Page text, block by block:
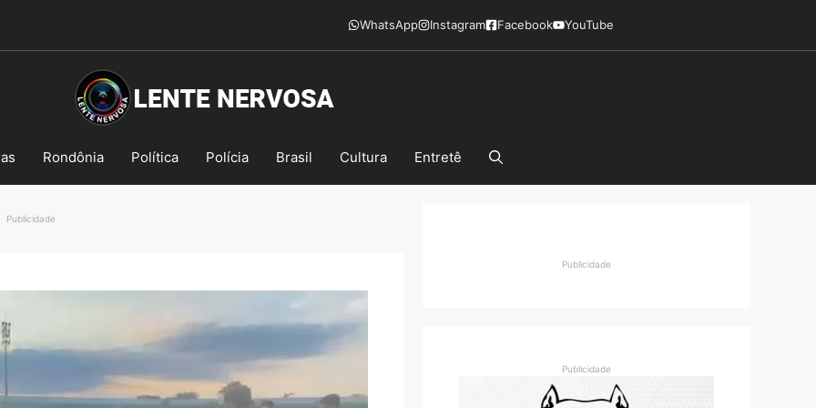
WhatsApp Instagram Facebook YouTube
Rondônia Política Polícia Brasil Cultura Entretê
Publicidade
Publicidade
Publicidade